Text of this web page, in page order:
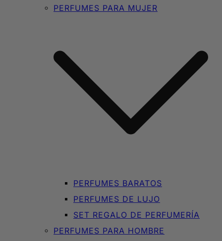
PERFUMES PARA MUJER
PERFUMES BARATOS
PERFUMES DE LUJO
SET REGALO DE PERFUMERÍA
PERFUMES PARA HOMBRE